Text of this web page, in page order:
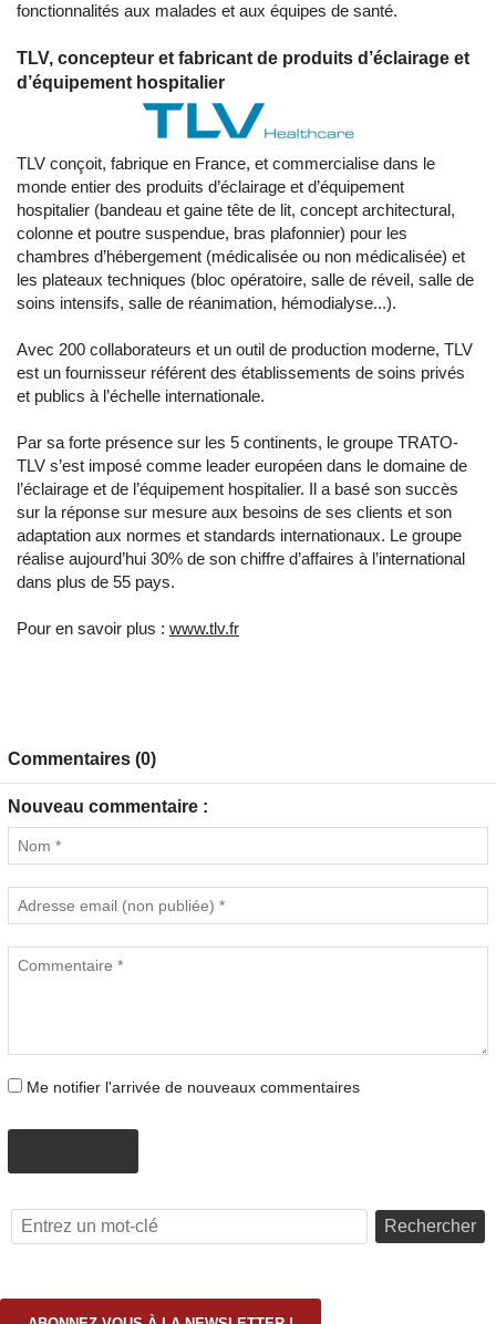
fonctionnalités aux malades et aux équipes de santé.
TLV, concepteur et fabricant de produits d’éclairage et
d’équipement hospitalier
TLV conçoit, fabrique en France, et commercialise dans le
monde entier des produits d’éclairage et d’équipement
hospitalier (bandeau et gaine tête de lit, concept architectural,
colonne et poutre suspendue, bras plafonnier) pour les
chambres d’hébergement (médicalisée ou non médicalisée) et
les plateaux techniques (bloc opératoire, salle de réveil, salle de
soins intensifs, salle de réanimation, hémodialyse...).
Avec 200 collaborateurs et un outil de production moderne, TLV
est un fournisseur référent des établissements de soins privés
et publics à l’échelle internationale.
Par sa forte présence sur les 5 continents, le groupe TRATO-
TLV s’est imposé comme leader européen dans le domaine de
l’éclairage et de l’équipement hospitalier. Il a basé son succès
sur la réponse sur mesure aux besoins de ses clients et son
adaptation aux normes et standards internationaux. Le groupe
réalise aujourd’hui 30% de son chiffre d’affaires à l’international
dans plus de 55 pays.
Pour en savoir plus : www.tlv.fr
Commentaires (0)
Nouveau commentaire :
Me notifier l'arrivée de nouveaux commentaires
Rechercher